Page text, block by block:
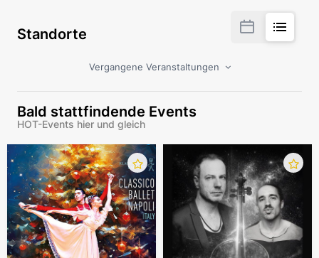
Standorte
Vergangene Veranstaltungen
Bald stattfindende Events
HOT-Events hier und gleich